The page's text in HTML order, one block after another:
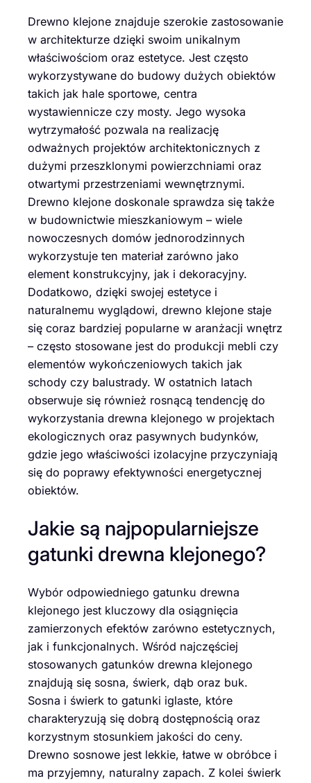
Drewno klejone znajduje szerokie zastosowanie
w architekturze dzięki swoim unikalnym
właściwościom oraz estetyce. Jest często
wykorzystywane do budowy dużych obiektów
takich jak hale sportowe, centra
wystawiennicze czy mosty. Jego wysoka
wytrzymałość pozwala na realizację
odważnych projektów architektonicznych z
dużymi przeszklonymi powierzchniami oraz
otwartymi przestrzeniami wewnętrznymi.
Drewno klejone doskonale sprawdza się także
w budownictwie mieszkaniowym – wiele
nowoczesnych domów jednorodzinnych
wykorzystuje ten materiał zarówno jako
element konstrukcyjny, jak i dekoracyjny.
Dodatkowo, dzięki swojej estetyce i
naturalnemu wyglądowi, drewno klejone staje
się coraz bardziej popularne w aranżacji wnętrz
– często stosowane jest do produkcji mebli czy
elementów wykończeniowych takich jak
schody czy balustrady. W ostatnich latach
obserwuje się również rosnącą tendencję do
wykorzystania drewna klejonego w projektach
ekologicznych oraz pasywnych budynków,
gdzie jego właściwości izolacyjne przyczyniają
się do poprawy efektywności energetycznej
obiektów.
Jakie są najpopularniejsze
gatunki drewna klejonego?
Wybór odpowiedniego gatunku drewna
klejonego jest kluczowy dla osiągnięcia
zamierzonych efektów zarówno estetycznych,
jak i funkcjonalnych. Wśród najczęściej
stosowanych gatunków drewna klejonego
znajdują się sosna, świerk, dąb oraz buk.
Sosna i świerk to gatunki iglaste, które
charakteryzują się dobrą dostępnością oraz
korzystnym stosunkiem jakości do ceny.
Drewno sosnowe jest lekkie, łatwe w obróbce i
ma przyjemny, naturalny zapach. Z kolei świerk